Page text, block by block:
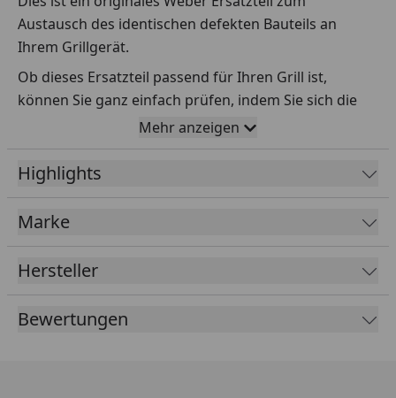
Austausch des identischen defekten Bauteils an
Ihrem Grillgerät.
Ob dieses Ersatzteil passend für Ihren Grill ist,
können Sie ganz einfach prüfen, indem Sie sich die
Explosionszeichnung Ihres Grills anschauen und dort
das betreffende Teil heraussuchen.
Über die Seriennummer Ihres Grillgeräts kommen Sie
ganz einfach zur passenden Explosionszeichnung.
Geben Sie dafür die Seriennummer
Sollte Ihnen nicht bekannt sein, wo Sie die
Seriennummer finden, klicken Sie bitteHIER.
Mehr anzeigen
Highlights
Marke
Hersteller
Bewertungen